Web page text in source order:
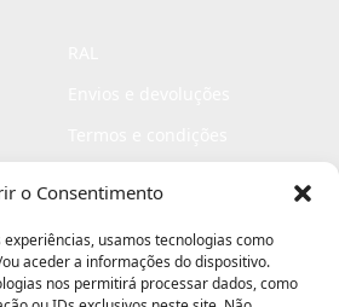
o Consentimento
usamos tecnologias como
aceder a informações do dispositivo.
nos permitirá processar dados, como
Livro de elogios